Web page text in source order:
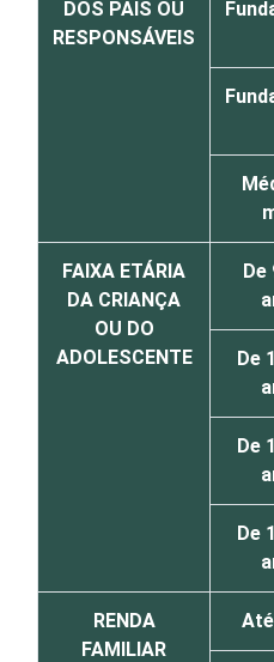
DOS PAIS OU
RESPONSÁVEIS
FAIXA ETÁRIA
DA CRIANÇA
OU DO
ADOLESCENTE
De
De
De
De
RENDA
FAMILIAR